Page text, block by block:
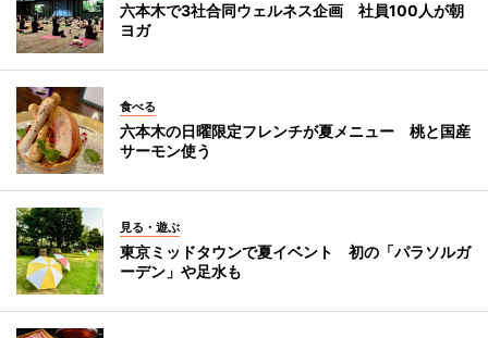
六本木で3社合同ウェルネス企画 社員100人が朝
ヨガ
食べる
六本木の日曜限定フレンチが夏メニュー 桃と国産
サーモン使う
見る・遊ぶ
東京ミッドタウンで夏イベント 初の「パラソルガ
ーデン」や足水も